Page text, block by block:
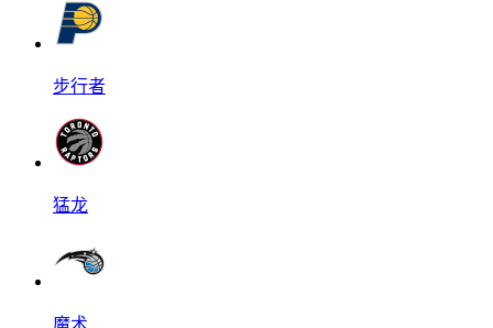
步行者
猛龙
魔术